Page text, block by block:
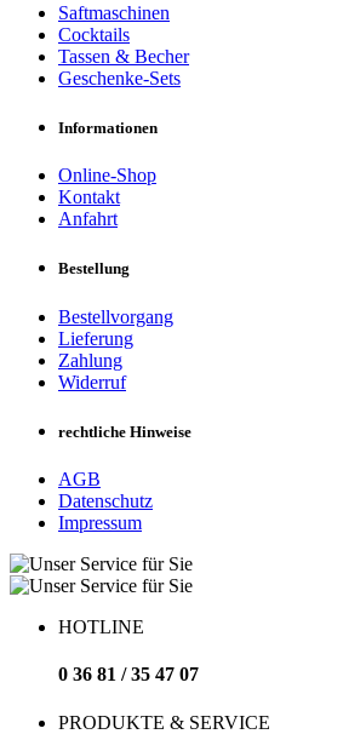
Saftmaschinen
Cocktails
Tassen & Becher
Geschenke-Sets
Informationen
Online-Shop
Kontakt
Anfahrt
Bestellung
Bestellvorgang
Lieferung
Zahlung
Widerruf
rechtliche Hinweise
AGB
Datenschutz
Impressum
HOTLINE
0 36 81 / 35 47 07
PRODUKTE & SERVICE